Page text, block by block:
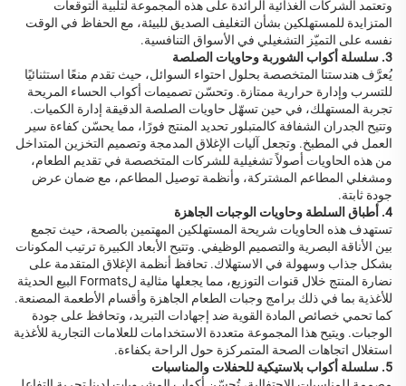
وتعتمد الشركات الغذائية الرائدة على هذه المجموعة لتلبية التوقعات
المتزايدة للمستهلكين بشأن التغليف الصديق للبيئة، مع الحفاظ في الوقت
نفسه على التميّز التشغيلي في الأسواق التنافسية.
3. سلسلة أكواب الشوربة وحاويات الصلصة
يُعرَّف هندستنا المتخصصة بحلول احتواء السوائل، حيث تقدم منعًا استثنائيًا
للتسرب وإدارة حرارية ممتازة. وتحسّن تصميمات أكواب الحساء المريحة
تجربة المستهلك، في حين تسهّل حاويات الصلصة الدقيقة إدارة الكميات.
وتتيح الجدران الشفافة كالمتبلور تحديد المنتج فورًا، مما يحسّن كفاءة سير
العمل في المطبخ. وتجعل آليات الإغلاق المدمجة وتصميم التخزين المتداخل
من هذه الحاويات أصولاً تشغيلية للشركات المتخصصة في تقديم الطعام،
ومشغلي المطاعم المشتركة، وأنظمة توصيل المطاعم، مع ضمان عرض
جودة ثابتة.
4. أطباق السلطة وحاويات الوجبات الجاهزة
تستهدف هذه الحاويات شريحة المستهلكين المهتمين بالصحة، حيث تجمع
بين الأناقة البصرية والتصميم الوظيفي. وتتيح الأبعاد الكبيرة ترتيب المكونات
بشكل جذاب وسهولة في الاستهلاك. تحافظ أنظمة الإغلاق المتقدمة على
نضارة المنتج خلال قنوات التوزيع، مما يجعلها مثالية لFormats البيع الحديثة
للأغذية بما في ذلك برامج وجبات الطعام الجاهزة وأقسام الأطعمة المصنعة.
كما تحمي خصائص المادة القوية ضد إجهادات التبريد، وتحافظ على جودة
الوجبات. ويتيح هذا المجموعة متعددة الاستخدامات للعلامات التجارية للأغذية
استغلال اتجاهات الصحة المتمركزة حول الراحة بكفاءة.
5. سلسلة أكواب بلاستيكية للحفلات والمناسبات